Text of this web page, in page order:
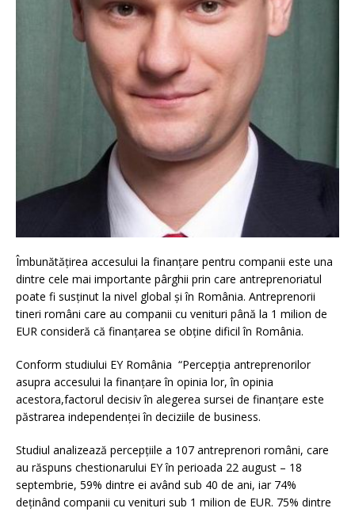
Îmbunătăţirea accesului la finanţare pentru companii este una
dintre cele mai importante pârghii prin care antreprenoriatul
poate fi susţinut la nivel global şi în România. Antreprenorii
tineri români care au companii cu venituri până la 1 milion de
EUR consideră că finanţarea se obţine dificil în România.
Conform studiului EY România “Percepţia antreprenorilor
asupra accesului la finanţare în opinia lor, în opinia
acestora,factorul decisiv în alegerea sursei de finanţare este
păstrarea independenţei în deciziile de business.
Studiul analizează percepţiile a 107 antreprenori români, care
au răspuns chestionarului EY în perioada 22 august – 18
septembrie, 59% dintre ei având sub 40 de ani, iar 74%
deţinând companii cu venituri sub 1 milion de EUR. 75% dintre